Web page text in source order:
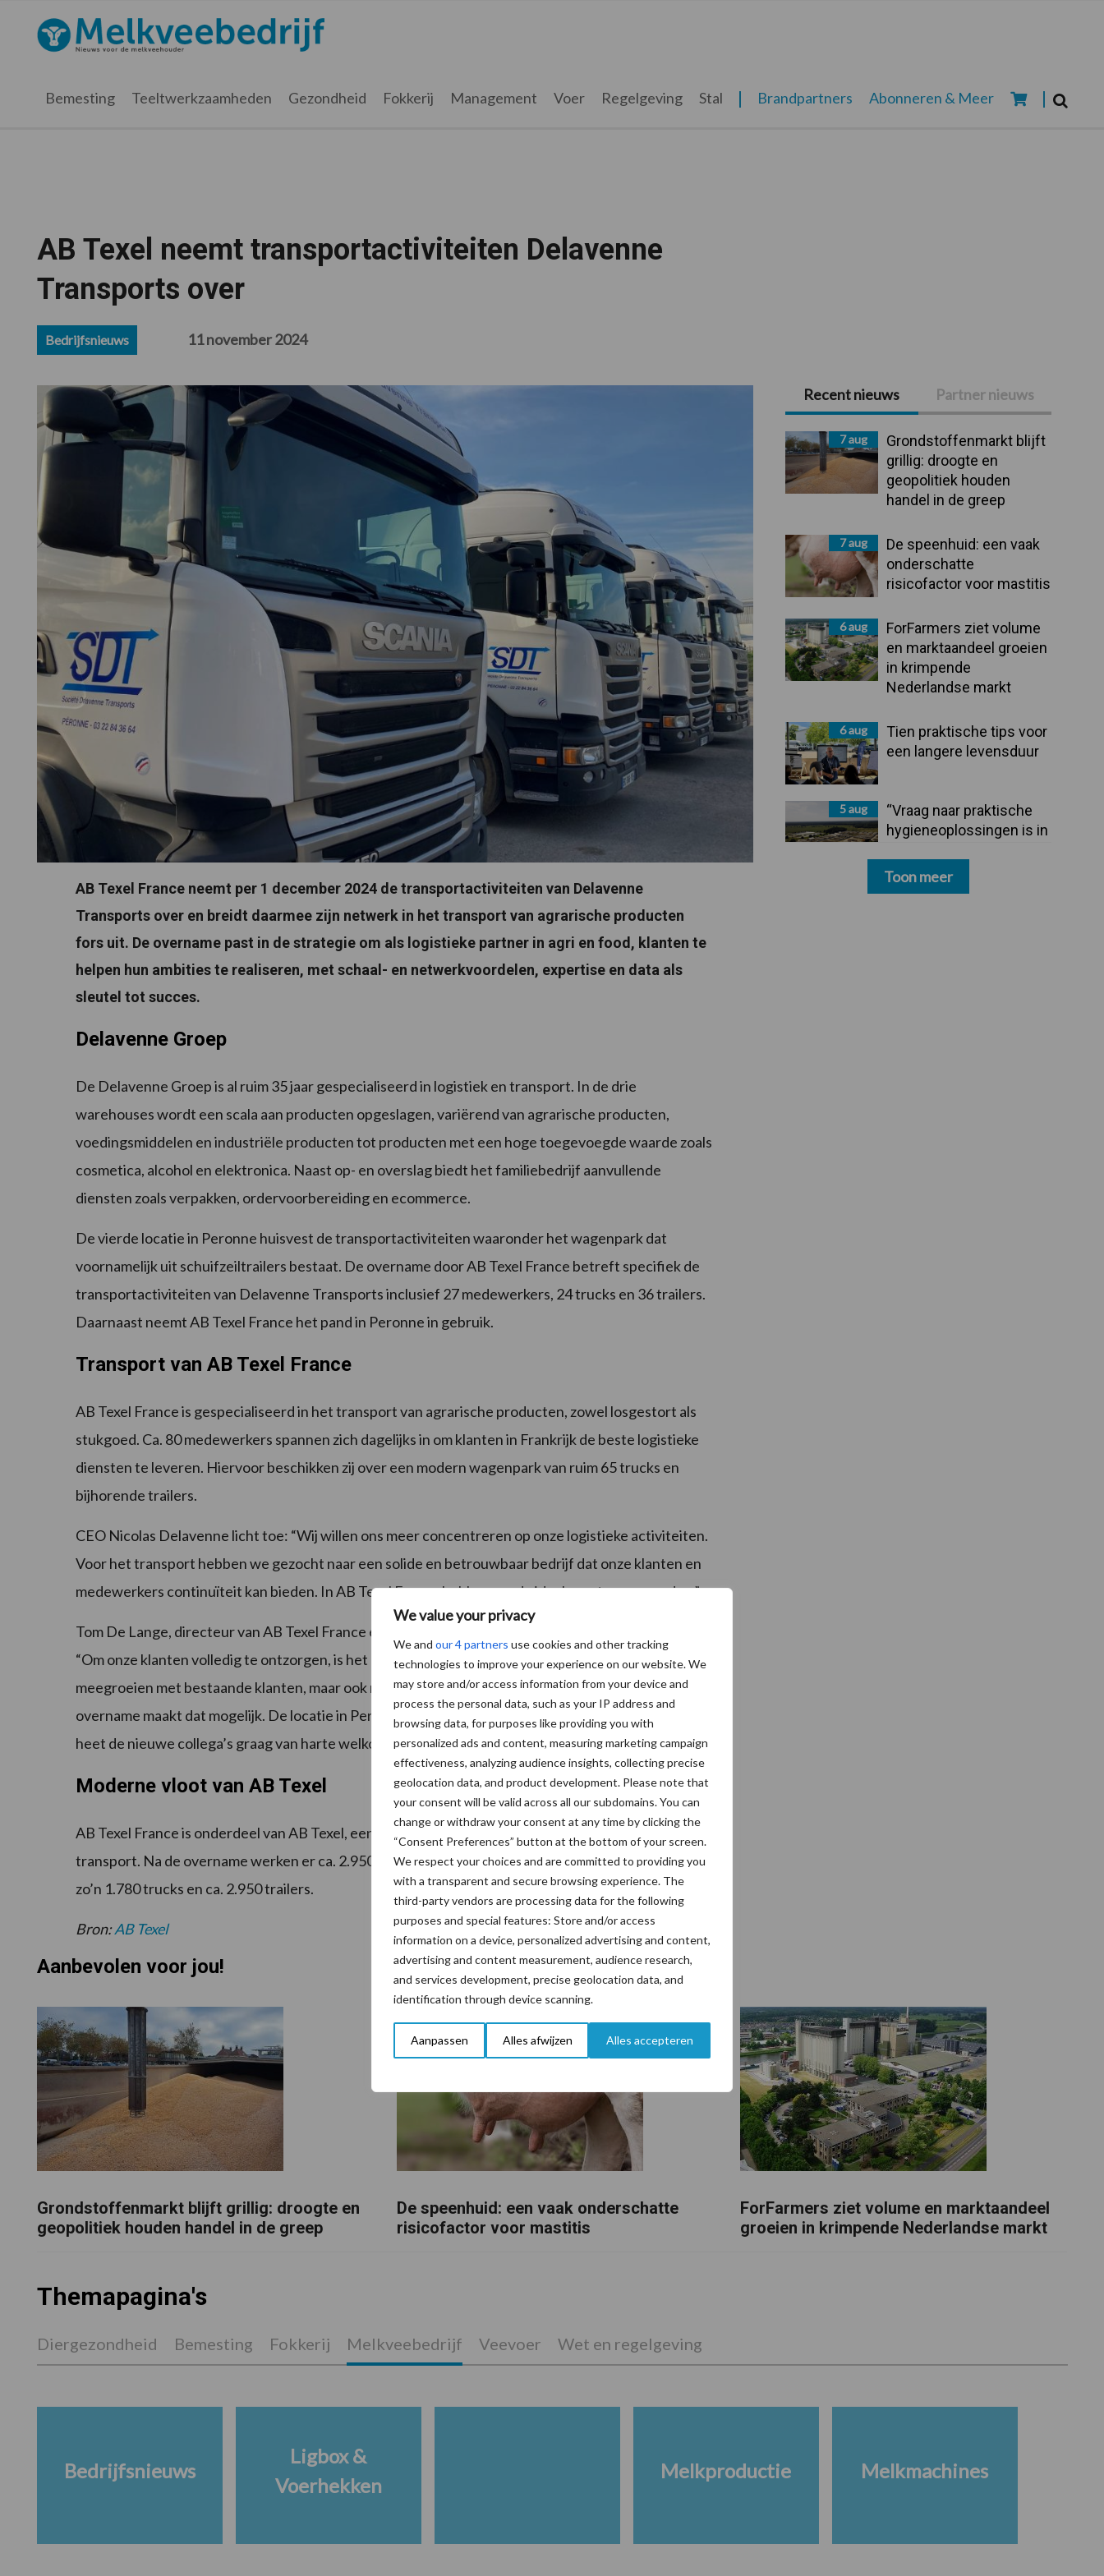
We value your privacy
We and our 4 partners use cookies and other tracking
technologies to improve your experience on our website. We
may store and/or access information from your device and
process the personal data, such as your IP address and
browsing data, for purposes like providing you with
personalized ads and content, measuring marketing campaign
effectiveness, analyzing audience insights, collecting precise
geolocation data, and product development. Please note that
your consent will be valid across all our subdomains. You can
change or withdraw your consent at any time by clicking the
“Consent Preferences” button at the bottom of your screen.
We respect your choices and are committed to providing you
with a transparent and secure browsing experience. The
third-party vendors are processing data for the following
purposes and special features: Store and/or access
information on a device, personalized advertising and content,
advertising and content measurement, audience research,
and services development, precise geolocation data, and
identification through device scanning.
Aanpassen Alles afwijzen Alles accepteren
hoofdnavigatie
hoofd
eerste
voettekst
Melkveebedrijf.nl
Bemesting Teeltwerkzaamheden Gezondheid Fokkerij Management Voer Regelgeving Stal Brandpartners Abonneren & Meer
AB Texel neemt transportactiviteiten Delavenne
Transports over
Bedrijfsnieuws 11 november 2024
AB Texel France neemt per 1 december 2024 de transportactiviteiten van Delavenne
Transports over en breidt daarmee zijn netwerk in het transport van agrarische producten
fors uit. De overname past in de strategie om als logistieke partner in agri en food, klanten te
helpen hun ambities te realiseren, met schaal- en netwerkvoordelen, expertise en data als
sleutel tot succes.
Delavenne Groep
De Delavenne Groep is al ruim 35 jaar gespecialiseerd in logistiek en transport. In de drie
warehouses wordt een scala aan producten opgeslagen, variërend van agrarische producten,
voedingsmiddelen en industriële producten tot producten met een hoge toegevoegde waarde zoals
cosmetica, alcohol en elektronica. Naast op- en overslag biedt het familiebedrijf aanvullende
diensten zoals verpakken, ordervoorbereiding en ecommerce.
De vierde locatie in Peronne huisvest de transportactiviteiten waaronder het wagenpark dat
voornamelijk uit schuifzeiltrailers bestaat. De overname door AB Texel France betreft specifiek de
transportactiviteiten van Delavenne Transports inclusief 27 medewerkers, 24 trucks en 36 trailers.
Daarnaast neemt AB Texel France het pand in Peronne in gebruik.
Transport van AB Texel France
AB Texel France is gespecialiseerd in het transport van agrarische producten, zowel losgestort als
stukgoed. Ca. 80 medewerkers spannen zich dagelijks in om klanten in Frankrijk de beste logistieke
diensten te leveren. Hiervoor beschikken zij over een modern wagenpark van ruim 65 trucks en
bijhorende trailers.
CEO Nicolas Delavenne licht toe: “Wij willen ons meer concentreren op onze logistieke activiteiten.
Voor het transport hebben we gezocht naar een solide en betrouwbaar bedrijf dat onze klanten en
medewerkers continuïteit kan bieden. In AB Texel France hebben we de ideale partner gevonden.”
Tom De Lange, directeur van AB Texel France en België, is verheugd met de uitbreiding in Frankrijk.
“Om onze klanten volledig te ontzorgen, is het belangrijk slagkracht te hebben. Wij willen niet alleen
meegroeien met bestaande klanten, maar ook nieuwe klanten capaciteit en flexibiliteit bieden. Deze
overname maakt dat mogelijk. De locatie in Peronne ligt bovendien middenin ons werkgebied. Ik
heet de nieuwe collega’s graag van harte welkom.”
Moderne vloot van AB Texel
AB Texel France is onderdeel van AB Texel, een sterke internationale speler in agri-, food- en speciaal
transport. Na de overname werken er ca. 2.950 medewerkers bij AB Texel en telt de moderne vloot
zo’n 1.780 trucks en ca. 2.950 trailers.
Bron:AB Texel
Primaire
Sidebar
Recent nieuws Partner nieuws
7 aug
Grondstoffenmarkt blijft
grillig: droogte en
geopolitiek houden
handel in de greep
7 aug
De speenhuid: een vaak
onderschatte
risicofactor voor mastitis
6 aug
ForFarmers ziet volume
en marktaandeel groeien
in krimpende
Nederlandse markt
6 aug
Tien praktische tips voor
een langere levensduur
5 aug
“Vraag naar praktische
hygieneoplossingen is in
Toon meer
Aanbevolen voor jou!
Grondstoffenmarkt blijft grillig: droogte en
geopolitiek houden handel in de greep
De speenhuid: een vaak onderschatte
risicofactor voor mastitis
ForFarmers ziet volume en marktaandeel
groeien in krimpende Nederlandse markt
Themapagina's
Diergezondheid Bemesting Fokkerij Melkveebedrijf Veevoer Wet en regelgeving
Bedrijfsnieuws
Ligbox &
Voerhekken
Melkproductie Melkmachines